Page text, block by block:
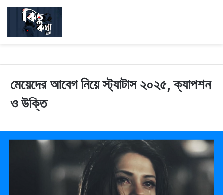
মেয়েদের আবেগ নিয়ে স্ট্যাটাস ২০২৫, ক্যাপশন
ও উক্তি